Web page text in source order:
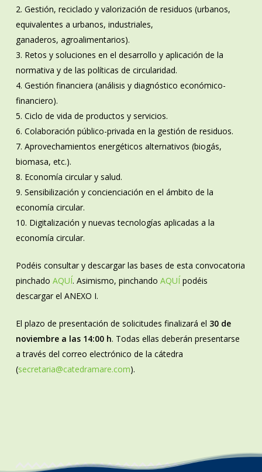
2. Gestión, reciclado y valorización de residuos (urbanos,
equivalentes a urbanos, industriales,
ganaderos, agroalimentarios).
3. Retos y soluciones en el desarrollo y aplicación de la
normativa y de las políticas de circularidad.
4. Gestión financiera (análisis y diagnóstico económico-
financiero).
5. Ciclo de vida de productos y servicios.
6. Colaboración público-privada en la gestión de residuos.
7. Aprovechamientos energéticos alternativos (biogás,
biomasa, etc.).
8. Economía circular y salud.
9. Sensibilización y concienciación en el ámbito de la
economía circular.
10. Digitalización y nuevas tecnologías aplicadas a la
economía circular.
Podéis consultar y descargar las bases de esta convocatoria
pinchado AQUÍ. Asimismo, pinchando AQUÍpodéis
descargar el ANEXO I.
El plazo de presentación de solicitudes finalizará el 30 de
noviembre a las 14:00 h. Todas ellas deberán presentarse
a través del correo electrónico de la cátedra
(secretaria@catedramare.com).